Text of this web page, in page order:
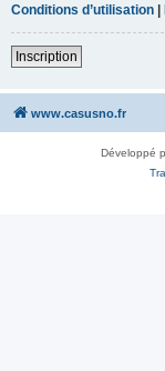
Conditions d’utilisation |
Inscription
www.casusno.fr
Développé